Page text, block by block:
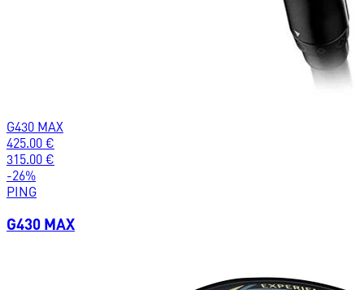
G430 MAX
425.00 €
315.00 €
-26%
PING
G430 MAX